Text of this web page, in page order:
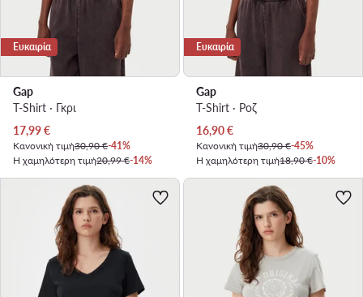
Ευκαιρία
Gap
T-Shirt · Γκρι
Τρέχουσα τιμή
17,99€
Κανονική τιμή30,90 €-41%
Η χαμηλότερη τιμή20,99 €-14%
Ευκαιρία
Gap
T-Shirt · Ροζ
Τρέχουσα τιμή
16,90€
Κανονική τιμή30,90 €-45%
Η χαμηλότερη τιμή18,90 €-10%